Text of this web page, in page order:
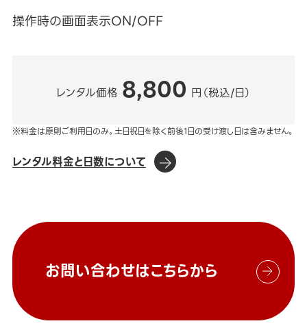
操作時の画面表示ON/OFF
レンタル価格 8,800 円（税込/日）
※料金は原則ご利用日のみ。土日祝日を除く前後1日の受け渡し日は含みません。
レンタル料金と日数について
お問い合わせはこちらから